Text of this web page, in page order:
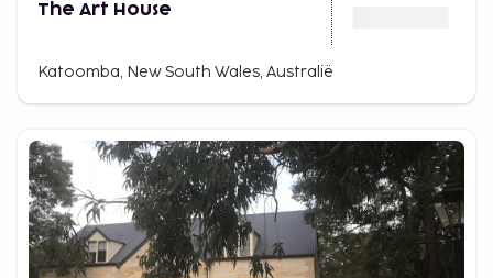
The Art House
Katoomba, New South Wales, Australië